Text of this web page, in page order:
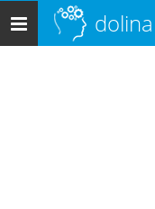
Menu
główne
dolina